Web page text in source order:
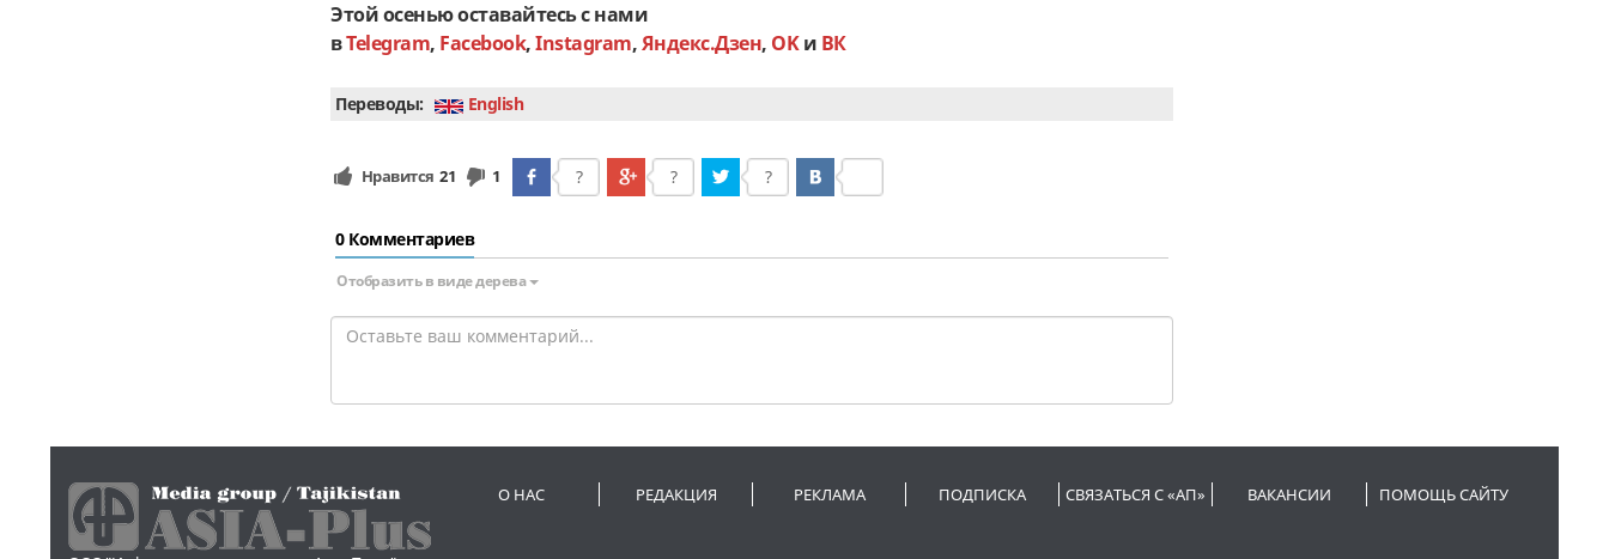
Этой осенью оставайтесь с нами
вTelegram, Facebook,Instagram,Яндекс.Дзен, OKи ВК
Переводы: English
Нравится 21 1 ? ? ?
0 Комментариев
Отобразить в виде дерева
О НАС РЕДАКЦИЯ РЕКЛАМА ПОДПИСКА СВЯЗАТЬСЯ С «АП» ВАКАНСИИ ПОМОЩЬ САЙТУ